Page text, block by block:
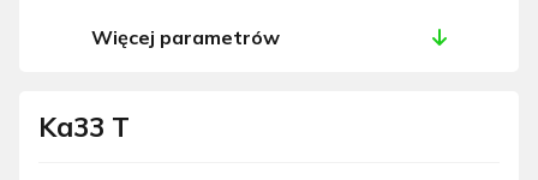
Ka33 T
Więcej parametrów